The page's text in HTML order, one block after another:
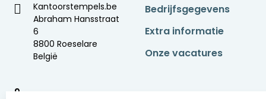
Kantoorstempels.be
Abraham Hansstraat
6
8800 Roeselare
België
9
Bedrijfsgegevens
Extra informatie
Onze vacatures